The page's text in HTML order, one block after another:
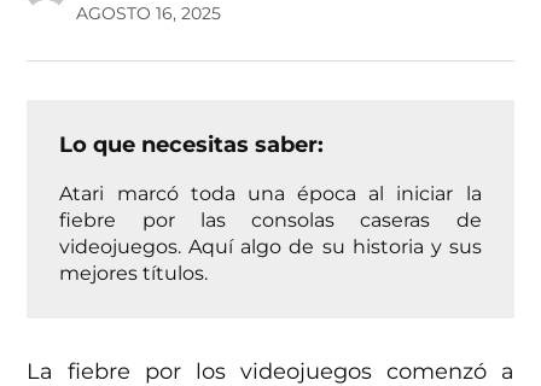
AGOSTO 16, 2025
Lo que necesitas saber:
Atari marcó toda una época al iniciar la
fiebre por las consolas caseras de
videojuegos. Aquí algo de su historia y sus
mejores títulos.
La fiebre por los videojuegos comenzó a